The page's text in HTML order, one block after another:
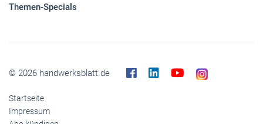
Themen-Specials
© 2026 handwerksblatt.de
Startseite
Impressum